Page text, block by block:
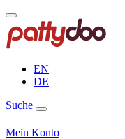
Direkt
zum
Inhalt
EN
DE
Suche
Mein Konto